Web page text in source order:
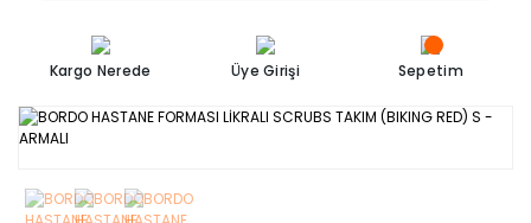
Kargo Nerede Üye Girişi Sepetim